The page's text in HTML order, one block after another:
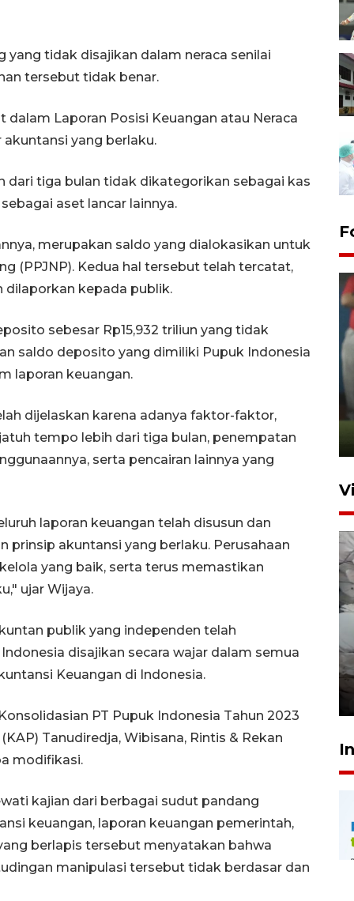
yang tidak disajikan dalam neraca senilai
tersebut tidak benar.
Laporan Posisi Keuangan atau Neraca
yang berlaku.
dari tiga bulan tidak dikategorikan sebagai kas
aset lancar lainnya.
merupakan saldo yang dialokasikan untuk
(PPJNP). Kedua hal tersebut telah tercatat,
dilaporkan kepada publik.
sebesar Rp15,932 triliun yang tidak
saldo deposito yang dimiliki Pupuk Indonesia
laporan keuangan.
dijelaskan karena adanya faktor-faktor,
tempo lebih dari tiga bulan, penempatan
serta pencairan lainnya yang
laporan keuangan telah disusun dan
prinsip akuntansi yang berlaku. Perusahaan
yang baik, serta terus memastikan
ujar Wijaya.
publik yang independen telah
disajikan secara wajar dalam semua
Keuangan di Indonesia.
PT Pupuk Indonesia Tahun 2023
Tanudiredja, Wibisana, Rintis & Rekan
modifikasi.
kajian dari berbagai sudut pandang
keuangan, laporan keuangan pemerintah,
berlapis tersebut menyatakan bahwa
manipulasi tersebut tidak berdasar dan
ANTARA Babel-Kanwil
Sama
22 Juni 2026 16:35
BPBD Pangkalpinang
siagakan air bersih hadapi
kekeringan